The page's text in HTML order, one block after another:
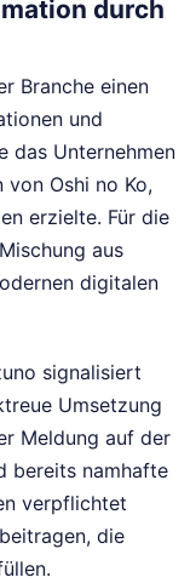
durch
Branche einen
und
das Unternehmen
Oshi no Ko,
erzielte. Für die
aus
digitalen
signalisiert
Umsetzung
Meldung auf der
bereits namhafte
verpflichtet
die